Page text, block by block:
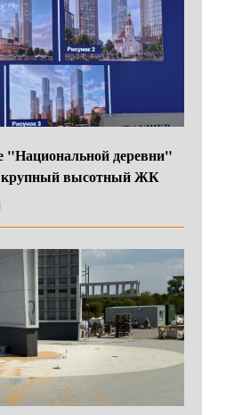
"Национальной деревни"
крупный высотный ЖК